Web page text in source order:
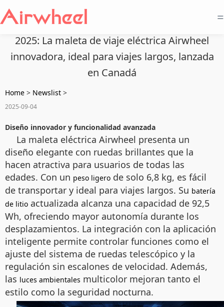
=
2025: La maleta de viaje eléctrica Airwheel
innovadora, ideal para viajes largos, lanzada
en Canadá
Home > Newslist >
2025-09-04
Diseño innovador y funcionalidad avanzada
La maleta eléctrica Airwheel presenta un
diseño elegante con ruedas brillantes que la
hacen atractiva para usuarios de todas las
edades. Con un peso ligero de solo 6,8 kg, es fácil
de transportar y ideal para viajes largos. Su batería
de litio actualizada alcanza una capacidad de 92,5
Wh, ofreciendo mayor autonomía durante los
desplazamientos. La integración con la aplicación
inteligente permite controlar funciones como el
ajuste del sistema de ruedas telescópico y la
regulación sin escalones de velocidad. Además,
las luces ambientales multicolor mejoran tanto el
estilo como la seguridad nocturna.